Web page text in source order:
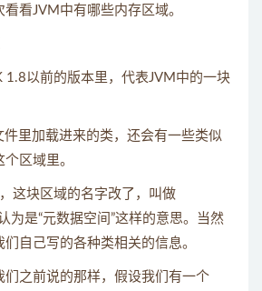
看JVM中有哪些内存区域。
1.8以前的版本里，代表JVM中的一块
件里加载进来的类，还会有一些类似
区域里。
这块区域的名字改了，叫做
为是“元数据空间”这样的意思。当然
自己写的各种类相关的信息。
们之前说的那样，假设我们有一个